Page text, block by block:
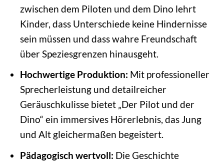
zwischen dem Piloten und dem Dino lehrt
Kinder, dass Unterschiede keine Hindernisse
sein müssen und dass wahre Freundschaft
über Speziesgrenzen hinausgeht.
Hochwertige Produktion: Mit professioneller
Sprecherleistung und detailreicher
Geräuschkulisse bietet „Der Pilot und der
Dino“ ein immersives Hörerlebnis, das Jung
und Alt gleichermaßen begeistert.
Pädagogisch wertvoll: Die Geschichte